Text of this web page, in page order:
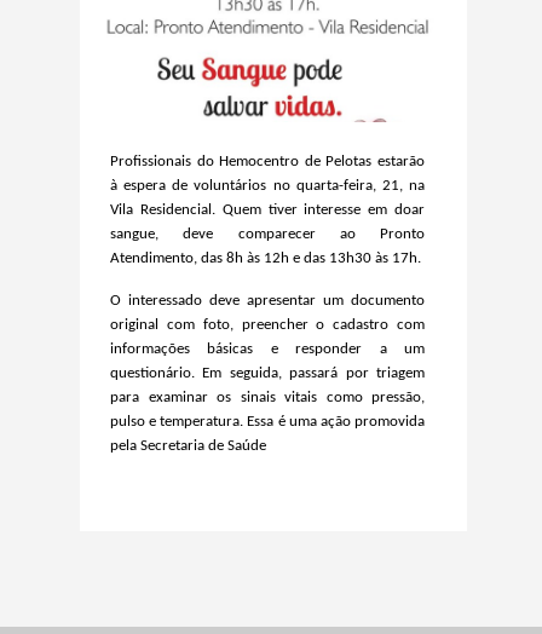
Profissionais do Hemocentro de Pelotas estarão
à espera de voluntários no quarta-feira, 21, na
Vila Residencial. Quem tiver interesse em doar
sangue, deve comparecer ao Pronto
Atendimento, das 8h às 12h e das 13h30 às 17h.
O interessado deve apresentar um documento
original com foto, preencher o cadastro com
informações básicas e responder a um
questionário. Em seguida, passará por triagem
para examinar os sinais vitais como pressão,
pulso e temperatura. Essa é uma ação promovida
pela Secretaria de Saúde